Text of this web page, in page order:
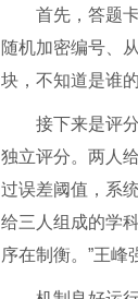
首先，答题
随机加密编号、
块，不知道是谁
接下来是评
独立评分。两人
过误差阈值，系
给三人组成的学
序在制衡。”王峰